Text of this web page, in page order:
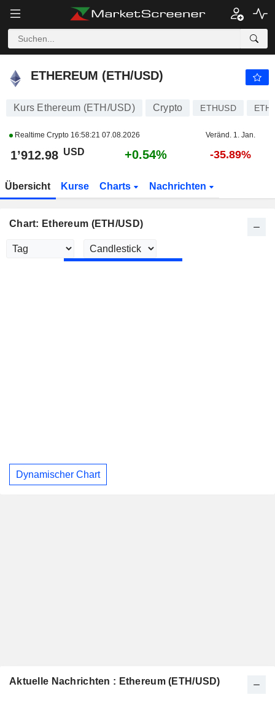
ETHEREUM (ETH/USD)
ETHEREUM (ETH/USD)
Kurs Ethereum (ETH/USD) Crypto ETHUSD
Realtime Crypto 16:58:21 07.08.2026 Veränd. 1. Jan.
1’912.98 USD +0.54% -35.89%
Übersicht Kurse Charts Nachrichten
Chart: Ethereum (ETH/USD)
Dynamischer Chart
Aktuelle Nachrichten : Ethereum (ETH/USD)